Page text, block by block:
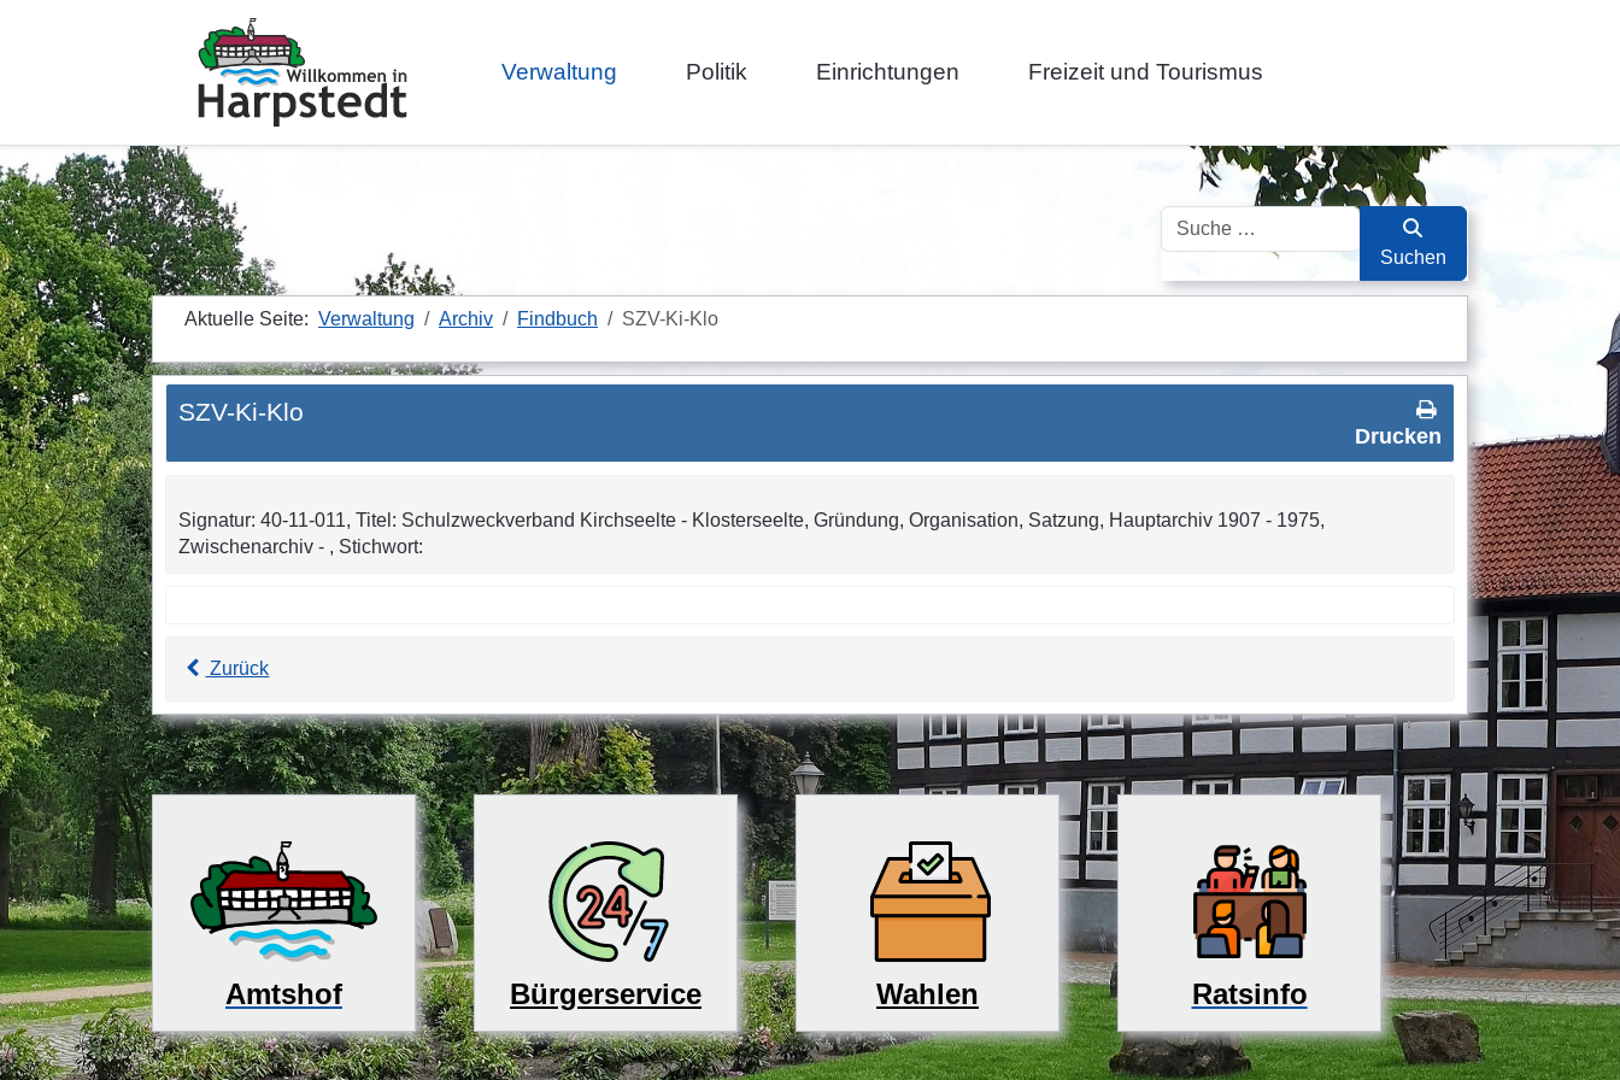
Verwaltung Politik Einrichtungen Freizeit und Tourismus
Suchen
Suchen
Aktuelle Seite: Verwaltung Archiv Findbuch SZV-Ki-Klo
Drucken
SZV-Ki-Klo
Signatur: 40-11-011, Titel: Schulzweckverband Kirchseelte - Klosterseelte, Gründung, Organisation, Satzung, Hauptarchiv 1907 - 1975,
Zwischenarchiv - , Stichwort:
Zurück
Amtshof Bürgerservice Wahlen Ratsinfo